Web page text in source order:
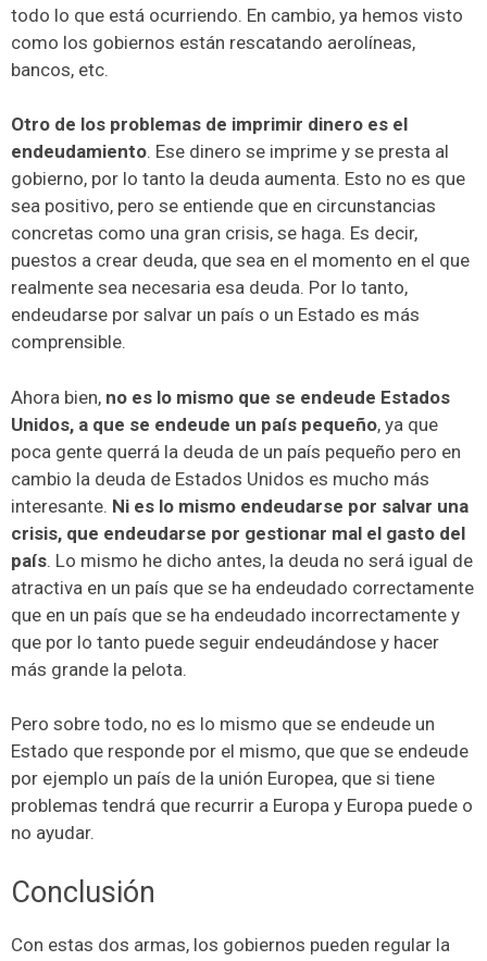
todo lo que está ocurriendo. En cambio, ya hemos visto
como los gobiernos están rescatando aerolíneas,
bancos, etc.
Otro de los problemas de imprimir dinero es el
endeudamiento. Ese dinero se imprime y se presta al
gobierno, por lo tanto la deuda aumenta. Esto no es que
sea positivo, pero se entiende que en circunstancias
concretas como una gran crisis, se haga. Es decir,
puestos a crear deuda, que sea en el momento en el que
realmente sea necesaria esa deuda. Por lo tanto,
endeudarse por salvar un país o un Estado es más
comprensible.
Ahora bien, no es lo mismo que se endeude Estados
Unidos, a que se endeude un país pequeño, ya que
poca gente querrá la deuda de un país pequeño pero en
cambio la deuda de Estados Unidos es mucho más
interesante. Ni es lo mismo endeudarse por salvar una
crisis, que endeudarse por gestionar mal el gasto del
país. Lo mismo he dicho antes, la deuda no será igual de
atractiva en un país que se ha endeudado correctamente
que en un país que se ha endeudado incorrectamente y
que por lo tanto puede seguir endeudándose y hacer
más grande la pelota.
Pero sobre todo, no es lo mismo que se endeude un
Estado que responde por el mismo, que que se endeude
por ejemplo un país de la unión Europea, que si tiene
problemas tendrá que recurrir a Europa y Europa puede o
no ayudar.
Conclusión
Con estas dos armas, los gobiernos pueden regular la